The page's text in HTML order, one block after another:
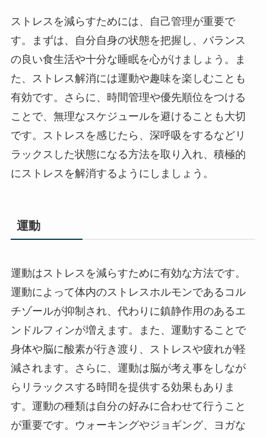
ストレスを減らすためには、自己管理が重要で
す。まずは、自分自身の状態を把握し、バランス
の良い食生活や十分な睡眠を心がけましょう。ま
た、ストレス解消には運動や趣味を楽しむことも
有効です。さらに、時間管理や優先順位をつける
ことで、無理なスケジュールを避けることも大切
です。ストレスを感じたら、深呼吸をするなどリ
ラックスした状態になる方法を取り入れ、積極的
にストレスを解消するようにしましょう。
運動
運動はストレスを減らすために有効な方法です。
運動によって体内のストレスホルモンであるコル
チゾールが抑制され、代わりに鎮静作用のあるエ
ンドルフィンが増えます。また、運動することで
身体や脳に酸素が行き渡り、ストレスや疲れが軽
減されます。さらに、運動は脳が考え事をしなが
らリラックスする時間を提供する効果もありま
す。運動の種類は自分の好みに合わせて行うこと
が重要です。ウォーキングやジョギング、ヨガな